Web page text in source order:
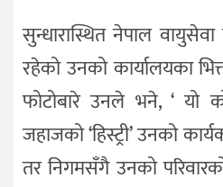
सुन्धारास्थित नेपाल
रहेको उनको कार्यालयका
फोटोबारे उनले भने, ‘ यो
जहाजको ‘हिस्ट्री’ उनको
तर निगमसँगै उनको परिवारको